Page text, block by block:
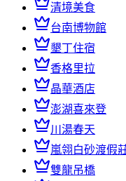
清境美食
台南博物館
墾丁住宿
香格里拉
晶華酒店
澎湖喜來登
川湯春天
嵐翎白砂渡假
雙龍吊橋